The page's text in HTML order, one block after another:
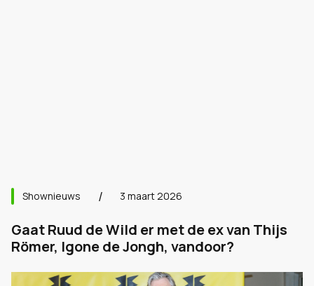
Shownieuws 3 maart 2026
Gaat Ruud de Wild er met de ex van Thijs
Römer, Igone de Jongh, vandoor?